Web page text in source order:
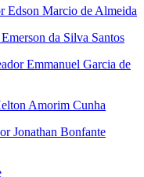
Edson Marcio de Almeida
da Silva Santos
Emmanuel Garcia de
Amorim Cunha
Jonathan Bonfante